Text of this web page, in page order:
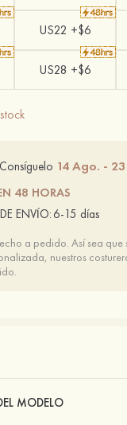
US22 +$6
US28 +$6
14 Ago. -
48 HORAS
ENVÍO:6-15 días
a pedido. Así sea
nuestros
MODELO